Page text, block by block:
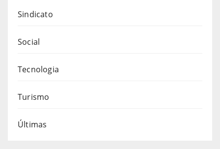
Sindicato
Social
Tecnologia
Turismo
Últimas